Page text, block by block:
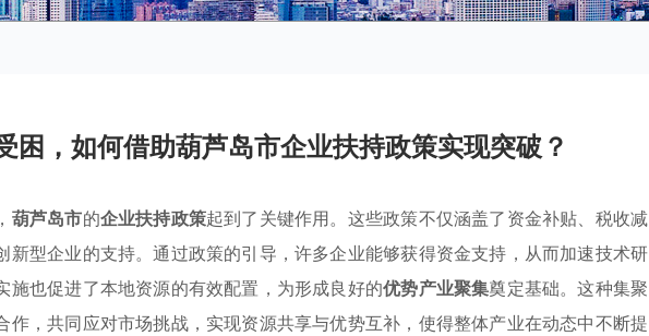
困，如何借助葫芦岛市企业扶持政策实现突破？
葫芦岛市的企业扶持政策起到了关键作用。这些政策不仅涵盖了资金补贴、税收减
新型企业的支持。通过政策的引导，许多企业能够获得资金支持，从而加速技术研
施也促进了本地资源的有效配置，为形成良好的优势产业聚集奠定基础。这种集聚
作，共同应对市场挑战，实现资源共享与优势互补，使得整体产业在动态中不断提